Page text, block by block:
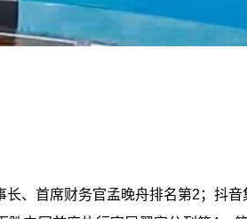
、首席财务官孟晚舟排名第2；抖音